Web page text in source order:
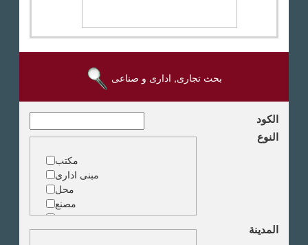
بحث تجارى, ادارى و صناعى
الكود
النوع
مكتب
مبنى ادارى
محل
مصنع
مخزن
ارض خدمات
المدينة